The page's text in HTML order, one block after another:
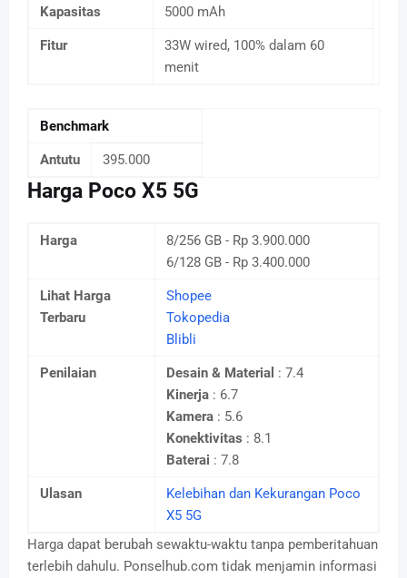
Kapasitas 5000 mAh
Fitur
33W wired, 100% dalam 60
menit
Benchmark
Antutu 395.000
Harga Poco X5 5G
Harga
8/256 GB - Rp 3.900.000
6/128 GB - Rp 3.400.000
Lihat Harga
Terbaru
Shopee
Tokopedia
Blibli
Penilaian Desain & Material : 7.4
Kinerja : 6.7
Kamera : 5.6
Konektivitas : 8.1
Baterai : 7.8
Ulasan
Kelebihan dan Kekurangan Poco
X5 5G
Harga dapat berubah sewaktu-waktu tanpa pemberitahuan
terlebih dahulu. Ponselhub.com tidak menjamin informasi